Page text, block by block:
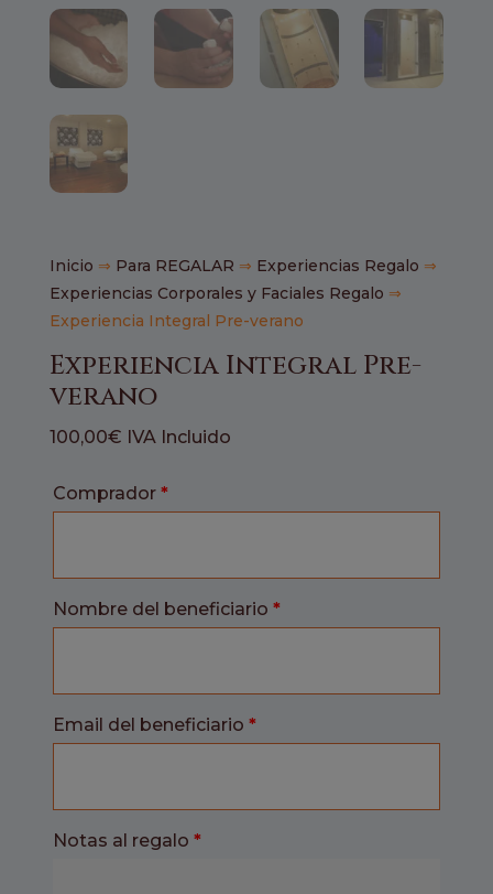
Inicio ⇒ Para REGALAR ⇒ Experiencias Regalo ⇒
Experiencias Corporales y Faciales Regalo ⇒
Experiencia Integral Pre-verano
Experiencia Integral Pre-
verano
100,00€ IVA Incluido
Comprador *
Nombre del beneficiario *
Email del beneficiario *
Notas al regalo *